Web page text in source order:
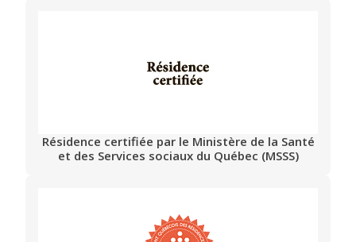
Résidence certifiée par le Ministère de la Santé
et des Services sociaux du Québec (MSSS)